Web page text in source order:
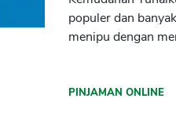
populer dan
menipu dengan
PINJAMAN ONLINE